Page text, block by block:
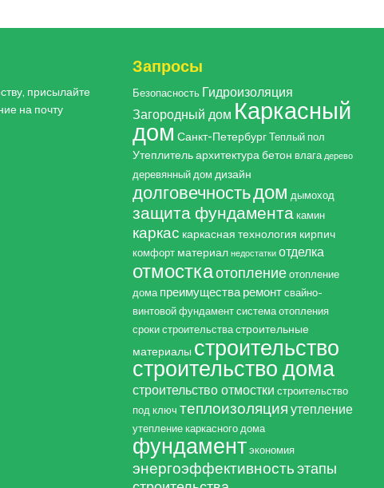
присылайте
на почту
Запросы
Безопасность Гидроизоляция
Загородный дом Каркасный
дом Санкт-Петербург Теплый пол
Утеплительархитектурабетон влага дерево
деревянный дом дизайн
долговечностьдом дымоход
защита фундамента камин
каркас каркасная технология кирпич
комфорт материал недостатки отделка
отмосткаотопление отопление
дома преимущества ремонт свайно-
винтовой фундамент система отопления
сроки строительства строительные
материалы строительство
строительство дома
строительство отмостки строительство
под ключ теплоизоляция утепление
утепление каркасного дома
фундамент экономия
энергоэффективность этапы